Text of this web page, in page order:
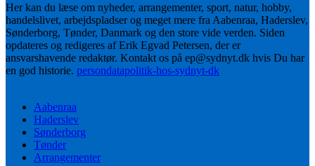
Her kan du læse om nyheder, arrangementer, sport, natur, hobby,
handelslivet, arbejdspladser og meget mere fra Aabenraa, Haderslev,
Sønderborg, Tønder, Danmark og den store vide verden. Siden
opdateres og redigeres af Erik Egvad Petersen, der er
ansvarshavende redaktør. Kontakt os på ep@sydnyt.dk hvis Du har
en god historie. persondatapolitik-hos-sydnyt-dk
Aabenraa
Haderslev
Sønderborg
Tønder
Arrangementer